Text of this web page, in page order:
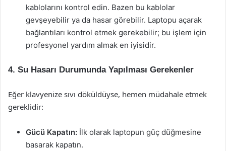
kablolarını kontrol edin. Bazen bu kablolar
gevşeyebilir ya da hasar görebilir. Laptopu açarak
bağlantıları kontrol etmek gerekebilir; bu işlem için
profesyonel yardım almak en iyisidir.
4. Su Hasarı Durumunda Yapılması Gerekenler
Eğer klavyenize sıvı döküldüyse, hemen müdahale etmek
gereklidir:
Gücü Kapatın: İlk olarak laptopun güç düğmesine
basarak kapatın.